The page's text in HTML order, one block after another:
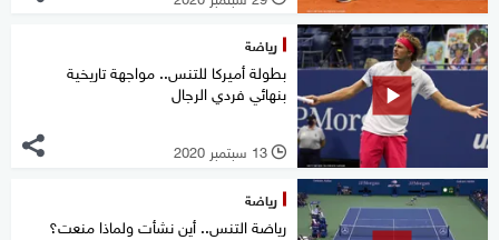
رياضة
بطولة أميركا للتنس.. مواجهة تاريخية
بنهائي فردي الرجال
l 13 سبتمبر 2020
رياضة
رياضة التنس.. أين نشأت ولماذا منعت؟